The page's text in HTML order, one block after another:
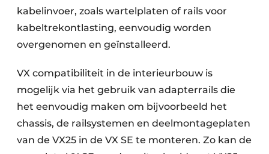
kabelinvoer, zoals wartelplaten of rails voor
kabeltrekontlasting, eenvoudig worden
overgenomen en geïnstalleerd.
VX compatibiliteit in de interieurbouw is
mogelijk via het gebruik van adapterrails die
het eenvoudig maken om bijvoorbeeld het
chassis, de railsystemen en deelmontageplaten
van de VX25 in de VX SE te monteren. Zo kan de